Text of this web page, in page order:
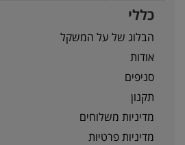
כללי
הבלוג של על המשקל
אודות
סניפים
תקנון
מדיניות משלוחים
מדיניות פרטיות